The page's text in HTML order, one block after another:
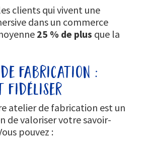
clients qui vivent une
dans un commerce
25 % de plus que la
fabrication :
fidéliser
atelier de fabrication est un
de valoriser votre savoir-
pouvez :